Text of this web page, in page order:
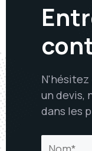
N'hésitez
un devis,
dans les